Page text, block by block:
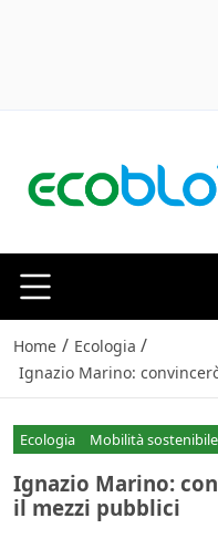
Home / Ecologia /
Ignazio Marino:
Ecologia Mobilità sostenibile
Ignazio Marino:
il mezzi pubblici